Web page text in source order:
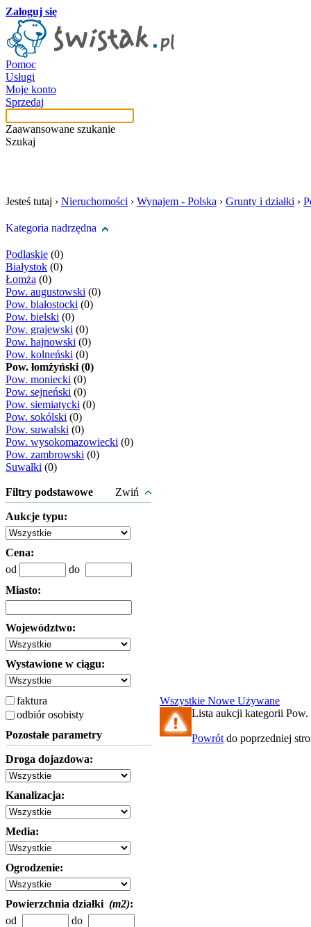
Zaloguj się
Pomoc
Usługi
Moje konto
Sprzedaj
Zaawansowane szukanie
Szukaj
Jesteś tutaj › Nieruchomości › Wynajem - Polska › Grunty i działki ›
Kategoria nadrzędna
Podlaskie (0)
Białystok (0)
Łomża (0)
Pow. augustowski (0)
Pow. białostocki (0)
Pow. bielski (0)
Pow. grajewski (0)
Pow. hajnowski (0)
Pow. kolneński (0)
Pow. łomżyński (0)
Pow. moniecki (0)
Pow. sejneński (0)
Pow. siemiatycki (0)
Pow. sokólski (0)
Pow. suwalski (0)
Pow. wysokomazowiecki (0)
Pow. zambrowski (0)
Suwałki (0)
Filtry podstawowe Zwiń
Aukcje typu:
Cena:
od
do
Miasto:
Województwo:
Wystawione w ciągu:
faktura
odbiór osobisty
Pozostałe parametry
Droga dojazdowa:
Kanalizacja:
Media:
Ogrodzenie:
Powierzchnia działki (m2):
od
do
Wszystkie Nowe Używane
Lista aukcji kategorii Pow.
Powrót do poprzedniej